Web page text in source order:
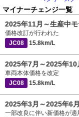
マイナーチェンジ一覧
2025年11月～生産中
価格改訂が行われた
JC08
15.8km/L
2025年7月～2025年10
車両本体価格を改定
JC08
15.8km/L
2025年3月～2025年6
一部改良に伴い新価格が適